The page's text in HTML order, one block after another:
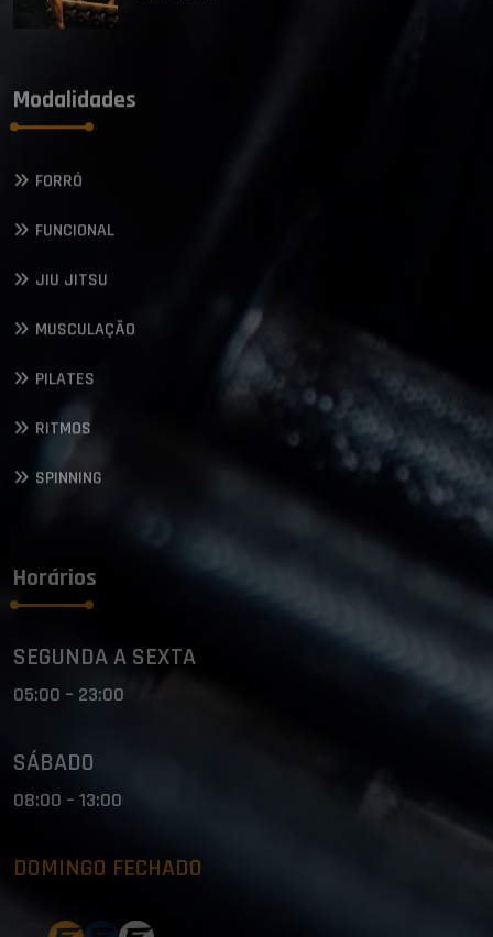
Modalidades
FORRÓ
FUNCIONAL
JIU JITSU
MUSCULAÇÃO
PILATES
RITMOS
SPINNING
Horários
SEGUNDA A SEXTA
05:00 – 23:00
SÁBADO
08:00 – 13:00
DOMINGO FECHADO